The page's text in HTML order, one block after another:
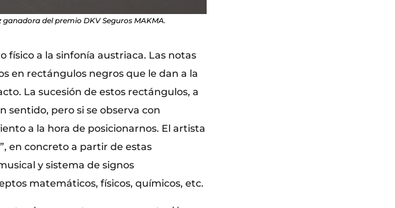
del premio DKV Seguros MAKMA.
físico a la sinfonía austriaca. Las notas
en rectángulos negros que le dan a la
La sucesión de estos rectángulos, a
sentido, pero si se observa con
a la hora de posicionarnos. El artista
en concreto a partir de estas
y sistema de signos
matemáticos, físicos, químicos, etc.